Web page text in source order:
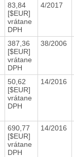
83,84
[$EUR]
vrátane
DPH
4/2017
387,36
[$EUR]
vrátane
DPH
38/2006
50,62
[$EUR]
vrátane
DPH
14/2016
690,77
[$EUR]
vrátane
DPH
14/2016